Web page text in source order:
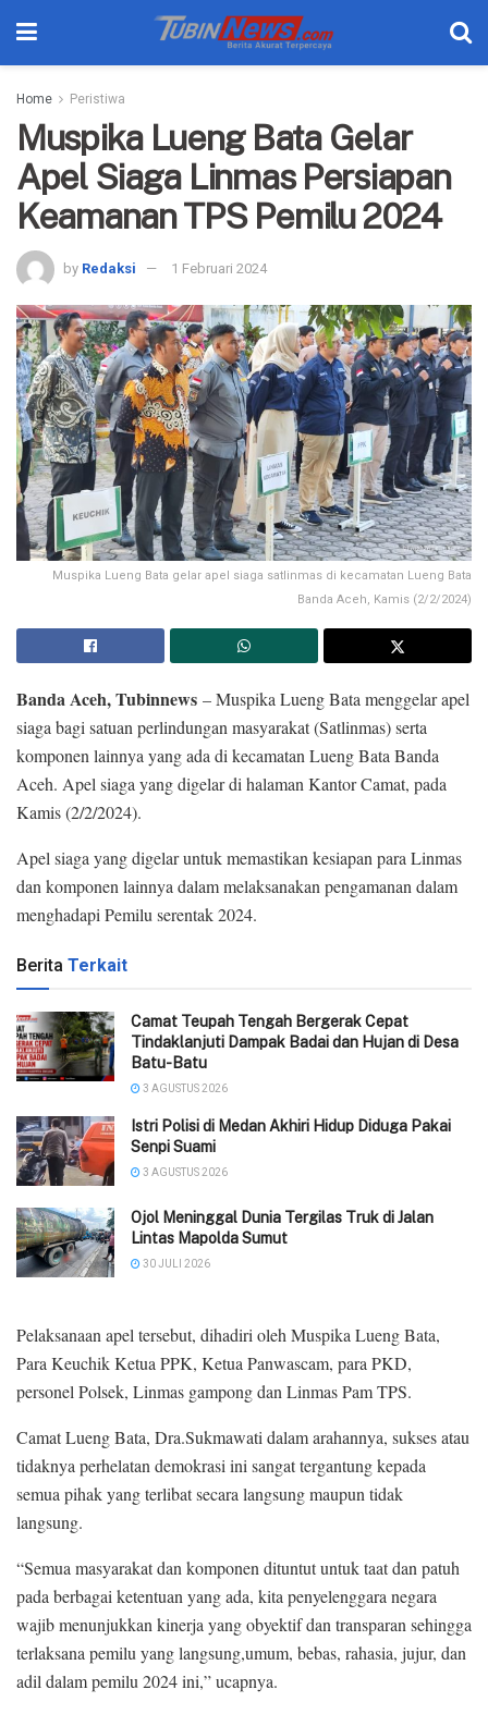
Home Peristiwa
Muspika Lueng Bata Gelar
Apel Siaga Linmas Persiapan
Keamanan TPS Pemilu 2024
by Redaksi 1 Februari 2024
Muspika Lueng Bata gelar apel siaga satlinmas di kecamatan Lueng Bata
Banda Aceh, Kamis (2/2/2024)
Banda Aceh, Tubinnews – Muspika Lueng Bata menggelar apel
siaga bagi satuan perlindungan masyarakat (Satlinmas) serta
komponen lainnya yang ada di kecamatan Lueng Bata Banda
Aceh. Apel siaga yang digelar di halaman Kantor Camat, pada
Kamis (2/2/2024).
Apel siaga yang digelar untuk memastikan kesiapan para Linmas
dan komponen lainnya dalam melaksanakan pengamanan dalam
menghadapi Pemilu serentak 2024.
Berita Terkait
Camat Teupah Tengah Bergerak Cepat
Tindaklanjuti Dampak Badai dan Hujan di Desa
Batu-Batu
3 AGUSTUS 2026
‎Istri Polisi di Medan Akhiri Hidup Diduga Pakai
Senpi Suami
3 AGUSTUS 2026
Ojol Meninggal Dunia Tergilas Truk di Jalan
Lintas Mapolda Sumut
30 JULI 2026
Pelaksanaan apel tersebut, dihadiri oleh Muspika Lueng Bata,
Para Keuchik Ketua PPK, Ketua Panwascam, para PKD,
personel Polsek, Linmas gampong dan Linmas Pam TPS.
Camat Lueng Bata, Dra.Sukmawati dalam arahannya, sukses atau
tidaknya perhelatan demokrasi ini sangat tergantung kepada
semua pihak yang terlibat secara langsung maupun tidak
langsung.
“Semua masyarakat dan komponen dituntut untuk taat dan patuh
pada berbagai ketentuan yang ada, kita penyelenggara negara
wajib menunjukkan kinerja yang obyektif dan transparan sehingga
terlaksana pemilu yang langsung,umum, bebas, rahasia, jujur, dan
adil dalam pemilu 2024 ini,” ucapnya.